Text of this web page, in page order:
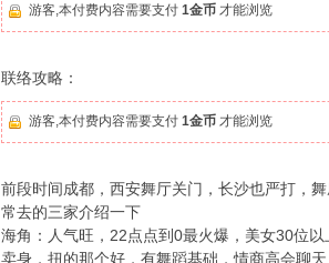
游客,本付费内容需要支付 1金币 才能浏览
联络攻略：
游客,本付费内容需要支付 1金币 才能浏览
前段时间成都，西安舞厅关门，长沙也严打，
常去的三家介绍一下
海角：人气旺，22点点到0最火爆，美女30位
卖身，扭的那个好，有舞蹈基础，情商高会聊